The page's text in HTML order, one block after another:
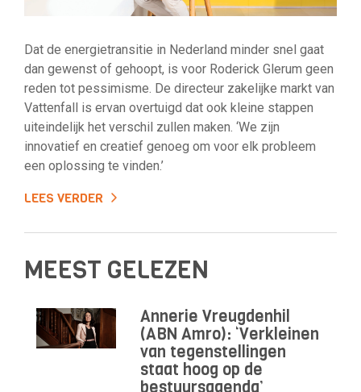
Dat de energietransitie in Nederland minder snel gaat
dan gewenst of gehoopt, is voor Roderick Glerum geen
reden tot pessimisme. De directeur zakelijke markt van
Vattenfall is ervan overtuigd dat ook kleine stappen
uiteindelijk het verschil zullen maken. ‘We zijn
innovatief en creatief genoeg om voor elk probleem
een oplossing te vinden.’
LEES VERDER
MEEST GELEZEN
Annerie Vreugdenhil
(ABN Amro): ‘Verkleinen
van tegenstellingen
staat hoog op de
bestuursagenda’